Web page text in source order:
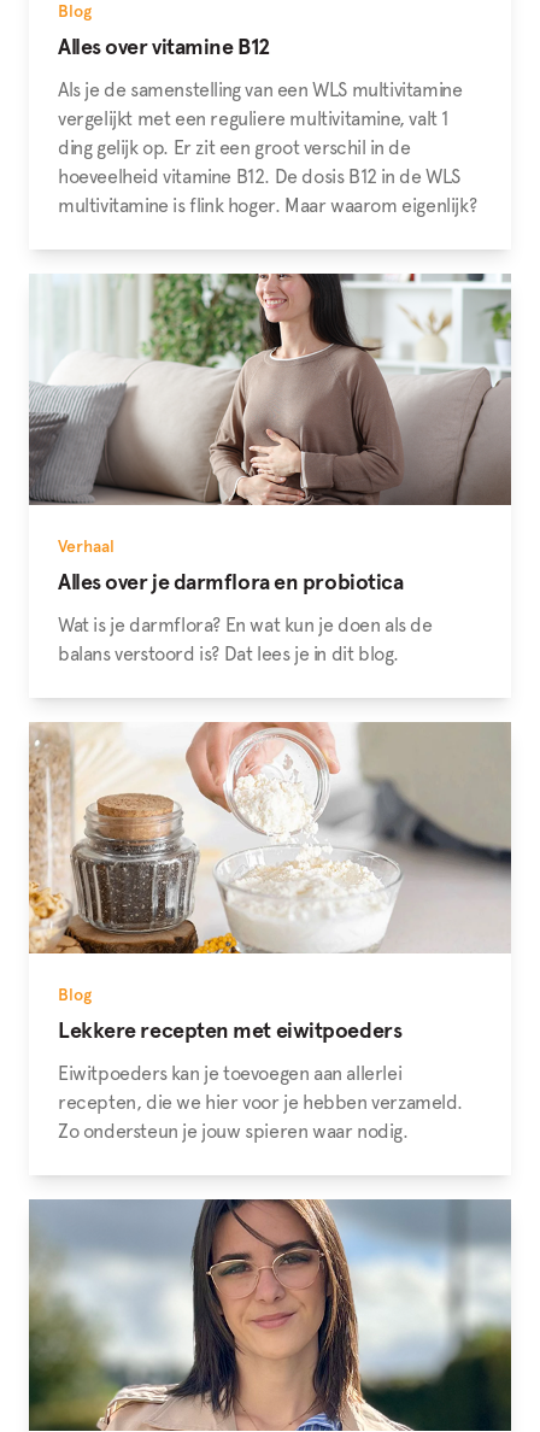
Blog
Alles over vitamine B12
Als je de samenstelling van een WLS multivitamine
vergelijkt met een reguliere multivitamine, valt 1
ding gelijk op. Er zit een groot verschil in de
hoeveelheid vitamine B12. De dosis B12 in de WLS
multivitamine is flink hoger. Maar waarom eigenlijk?
Verhaal
Alles over je darmflora en probiotica
Wat is je darmflora? En wat kun je doen als de
balans verstoord is? Dat lees je in dit blog.
Blog
Lekkere recepten met eiwitpoeders
Eiwitpoeders kan je toevoegen aan allerlei
recepten, die we hier voor je hebben verzameld.
Zo ondersteun je jouw spieren waar nodig.